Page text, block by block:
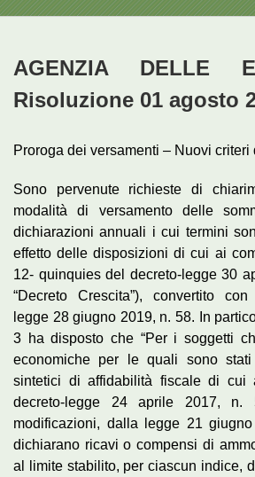
AGENZIA DELLE
Risoluzione 01 agosto
Proroga dei versamenti – Nuovi
Sono pervenute richieste di
modalità di versamento delle
dichiarazioni annuali i cui termini
effetto delle disposizioni di cui ai
12- quinquies del decreto-legge 30
“Decreto Crescita”), convertito
legge 28 giugno 2019, n. 58. In
3 ha disposto che “Per i soggetti
economiche per le quali sono
sintetici di affidabilità fiscale di cui
decreto-legge 24 aprile 2017, n.
modificazioni, dalla legge 21
dichiarano ricavi o compensi di
al limite stabilito, per ciascun indice,